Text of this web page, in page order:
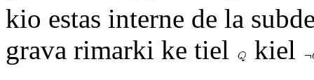
kio estas interne de la
grava rimarki ke tiel
kiel